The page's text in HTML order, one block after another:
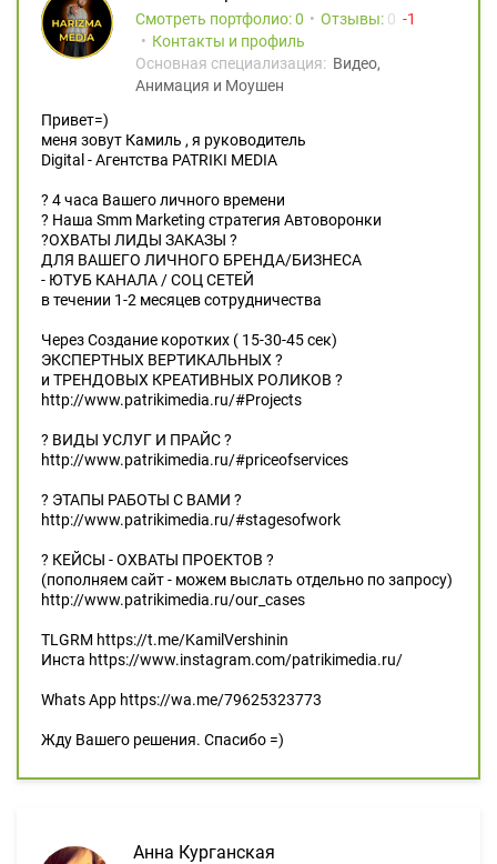
Смотреть портфолио: 0 Отзывы: 0
1
Контакты и профиль
Основная специализация: Видео,
Анимация и Моушен
Привет=)
меня зовут Камиль , я руководитель
Digital - Агентства PATRIKI MEDIA
? 4 часа Вашего личного времени
? Наша Smm Marketing стратегия Автоворонки
?ОХВАТЫ ЛИДЫ ЗАКАЗЫ ?
ДЛЯ ВАШЕГО ЛИЧНОГО БРЕНДА/БИЗНЕСА
- ЮТУБ КАНАЛА / CОЦ СЕТЕЙ
в течении 1-2 месяцев сотрудничества
Через Создание коротких ( 15-30-45 сек)
ЭКСПЕРТНЫХ ВЕРТИКАЛЬНЫХ ?
и ТРЕНДОВЫХ КРЕАТИВНЫХ РОЛИКОВ ?
http://www.patrikimedia.ru/#Projects
? ВИДЫ УСЛУГ И ПРАЙС ?
http://www.patrikimedia.ru/#priceofservices
? ЭТАПЫ РАБОТЫ С ВАМИ ?
http://www.patrikimedia.ru/#stagesofwork
? КЕЙСЫ - ОХВАТЫ ПРОЕКТОВ ?
(пополняем сайт - можем выслать отдельно по запросу)
http://www.patrikimedia.ru/our_cases
TLGRM https://t.me/KamilVershinin
Инста https://www.instagram.com/patrikimedia.ru/
Whats App https://wa.me/79625323773
Жду Вашего решения. Спасибо =)
Анна Курганская